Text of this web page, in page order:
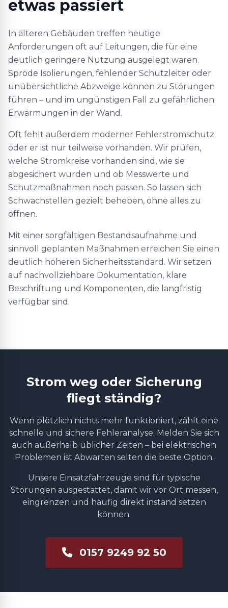
etwas passiert
In älteren Gebäuden treffen heutige
Anforderungen oft auf Leitungen, die für eine
deutlich geringere Nutzung ausgelegt waren.
Spröde Isolierungen, fehlender Schutzleiter oder
unübersichtliche Abzweige können zu Störungen
führen – und im ungünstigen Fall zu gefährlichen
Erwärmungen in der Wand.
Oft fehlt außerdem moderner Fehlerstromschutz
oder er ist nur teilweise vorhanden. Wir prüfen,
welche Stromkreise vorhanden sind, wie sie
abgesichert wurden und ob Messwerte und
Schutzmaßnahmen noch passen. So lassen sich
Schwachstellen gezielt beheben, ohne alles zu
öffnen.
Mit einer sorgfältigen Bestandsaufnahme und
sinnvoll geplanten Maßnahmen erreichen Sie einen
deutlich höheren Sicherheitsstandard. Wir setzen
auf nachvollziehbare Dokumentation, klare
Beschriftung und Komponenten, die langfristig
verfügbar sind.
Strom weg oder Sicherung
fliegt ständig?
Wenn plötzlich nichts mehr funktioniert, zählt eine
schnelle und sichere Fehleranalyse. Melden Sie sich
auch außerhalb üblicher Zeiten – bei elektrischen
Problemen ist Abwarten selten die beste Option.
Unsere Einsatzfahrzeuge sind für typische
Störungen ausgestattet, damit wir vor Ort messen,
eingrenzen und häufig direkt instand setzen
können.
0157 9249 92 50